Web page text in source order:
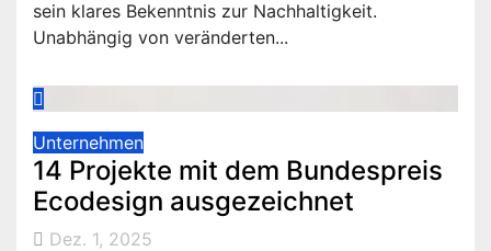
sein klares Bekenntnis zur Nachhaltigkeit.
Unabhängig von veränderten...
Unternehmen
14 Projekte mit dem Bundespreis
Ecodesign ausgezeichnet
Dez. 1, 2025